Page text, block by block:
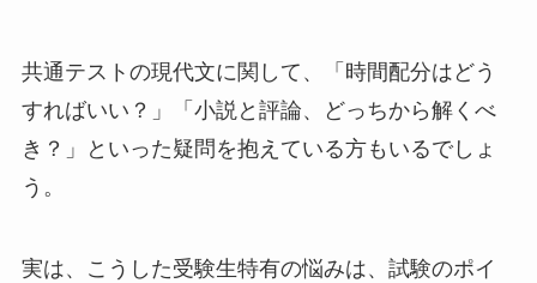
共通テストの現代文に関して、「時間配分はどう
すればいい？」「小説と評論、どっちから解くべ
き？」といった疑問を抱えている方もいるでしょ
う。
実は、こうした受験生特有の悩みは、試験のポイ